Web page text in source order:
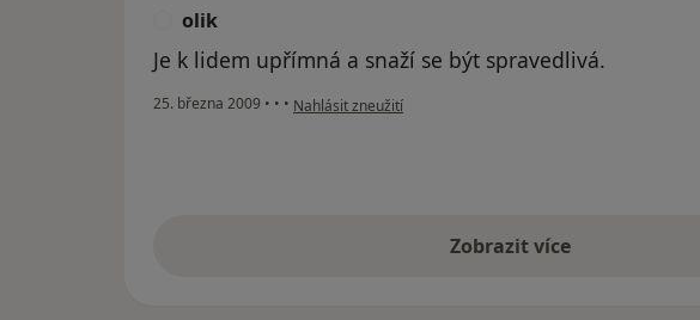
olik
Je k lidem upřímná a snaží se být spravedlivá.
25. března 2009 • • • podle názoru uživatele olik
Nahlásit zneužití
Zobrazit vícevýše uvedené názory